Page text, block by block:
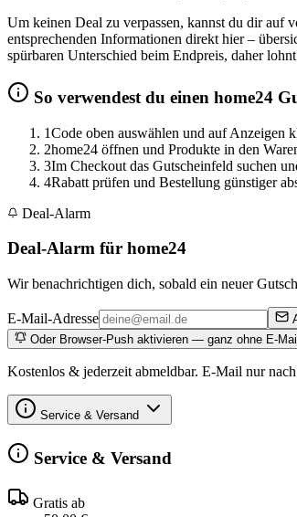
Um keinen Deal zu verpassen, kannst du dir auf
entsprechenden Informationen direkt hier –
spürbaren Unterschied beim Endpreis, daher
So verwendest du einen home24
1Code oben auswählen und auf Anzeigen
2home24 öffnen und Produkte in den
3Im Checkout das Gutscheinfeld suchen
4Rabatt prüfen und Bestellung günstiger
Deal-Alarm
Deal-Alarm für home24
Wir benachrichtigen dich, sobald ein neuer
E-Mail-Adresse
Oder Browser-Push aktivieren — ganz ohne E-Mail
Kostenlos & jederzeit abmeldbar. E-Mail nur
Service & Versand
Service & Versand
Gratis ab